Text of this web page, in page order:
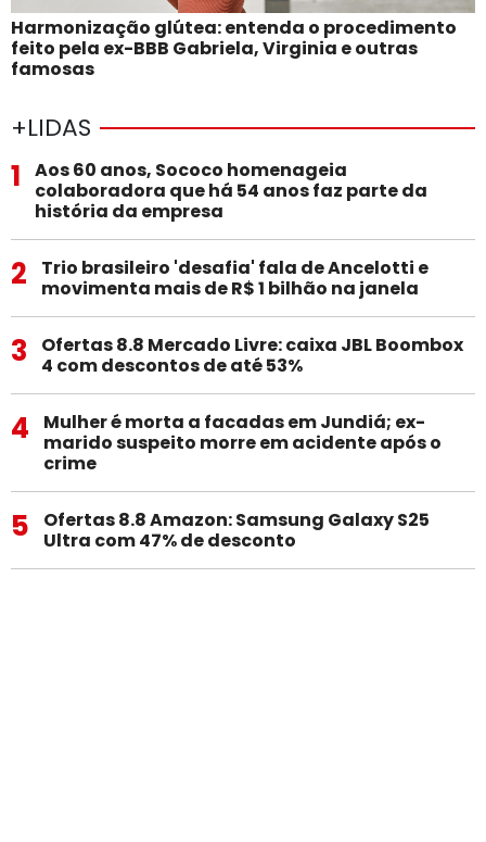
Harmonização glútea: entenda o procedimento
feito pela ex-BBB Gabriela, Virginia e outras
famosas
+LIDAS
1
Aos 60 anos, Sococo homenageia
colaboradora que há 54 anos faz parte da
história da empresa
2
Trio brasileiro 'desafia' fala de Ancelotti e
movimenta mais de R$ 1 bilhão na janela
3
Ofertas 8.8 Mercado Livre: caixa JBL Boombox
4 com descontos de até 53%
4
Mulher é morta a facadas em Jundiá; ex-
marido suspeito morre em acidente após o
crime
5
Ofertas 8.8 Amazon: Samsung Galaxy S25
Ultra com 47% de desconto